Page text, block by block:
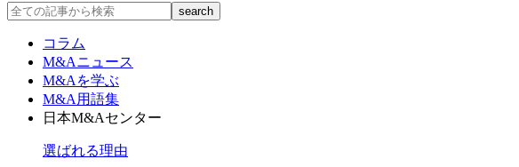
コラム
M&Aニュース
M&Aを学ぶ
M&A用語集
日本M&Aセンター
選ばれる理由